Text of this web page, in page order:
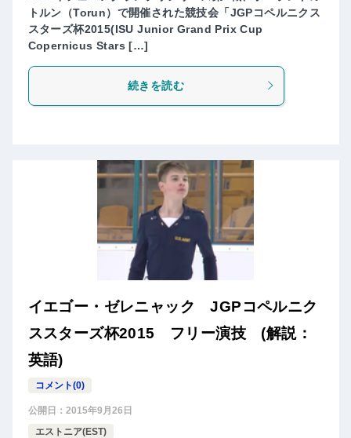
トルン（Torun）で開催された競技会「JGPコペルニクス
スターズ杯2015(ISU Junior Grand Prix Cup
Copernicus Stars […]
続きを読む
イエゴー・ゼレニャック JGPコペルニク
ススターズ杯2015 フリー演技 (解説：
英語)
コメント(0)
公開日： 2015年9月26日
エストニア(EST)